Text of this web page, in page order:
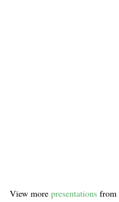
View more presentations from